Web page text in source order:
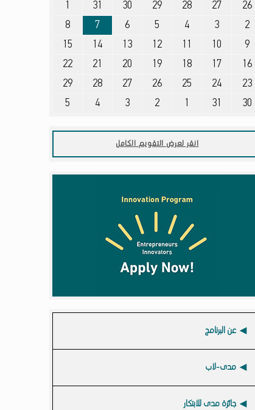
26
27
28
29
30
31
1
2
3
أغسطس 3, 2026
4
5
أغسطس 5, 2026
6
أغسطس 6, 2026
7
أغسطس 7, 2026
8
أغسطس 8, 2026
9
10
11
12
13
14
15
16
17
18
19
20
أغسطس 20, 2026
21
أغسطس 21, 2026
22
أغسطس 22, 2026
23
24
أغسطس 24, 2026
25
أغسطس 25, 2026
26
أغسطس 26, 2026
27
أغسطس 27, 2026
28
أغسطس 28, 2026
29
أغسطس 29, 2026
30
31
أغسطس 31, 2026
1
2
سبتمبر 2, 2026
3
سبتمبر 3, 2026
4
5
سبتمبر 5, 2026
انقر لعرض التقويم الكامل
عن البرنامج
مدى-لاب
جائزة مدى للابتكار